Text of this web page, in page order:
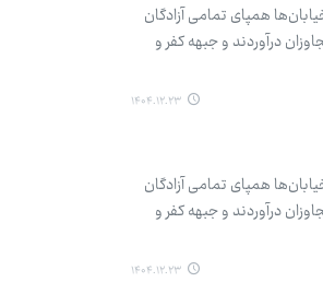
همپای تمامی آزادگان
درآوردند و جبهه کفر و
۱۴۰۴.۱۲.۲۳
همپای تمامی آزادگان
درآوردند و جبهه کفر و
۱۴۰۴.۱۲.۲۳